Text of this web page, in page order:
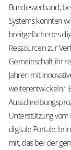
Bundesverband,
Systems konnten
breitgefächertes
Ressourcen zur
Gemeinschaft ihr
Jahren mit
weiterentwickeln.“
Unterstützung vom
digitale Portale,
mit, das bei der